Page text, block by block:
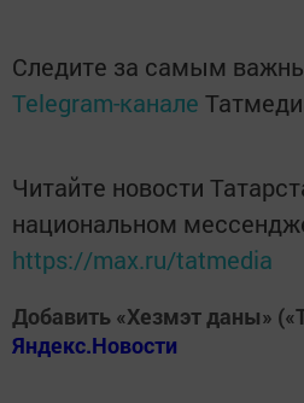
Следите за самым
Telegram-канале
Читайте новости
национальном
https://max.ru/tatmedia
Добавить «Хезмэт даны»
Яндекс.Новости